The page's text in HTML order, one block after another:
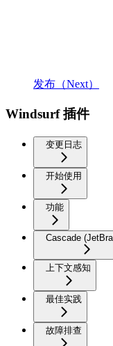
发布（Next）
Windsurf 插件
变更日志
开始使用
功能
Cascade
上下文感知
最佳实践
故障排查